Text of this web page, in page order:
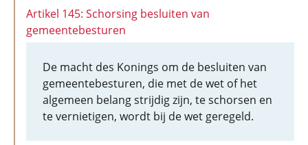
Artikel 145: Schorsing besluiten van
gemeentebesturen
De macht des Konings om de besluiten van
gemeentebesturen, die met de wet of het
algemeen belang strijdig zijn, te schorsen en
te vernietigen, wordt bij de wet geregeld.